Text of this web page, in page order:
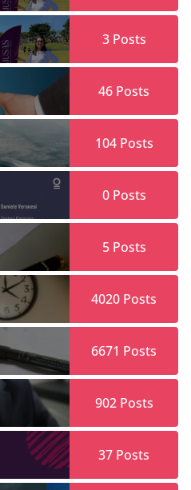
3Posts
46 Posts
104Posts
0Posts
5Posts
4020 Posts
6671 Posts
902Posts
37 Posts